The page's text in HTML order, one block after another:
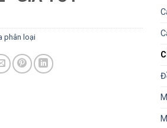
phân loại